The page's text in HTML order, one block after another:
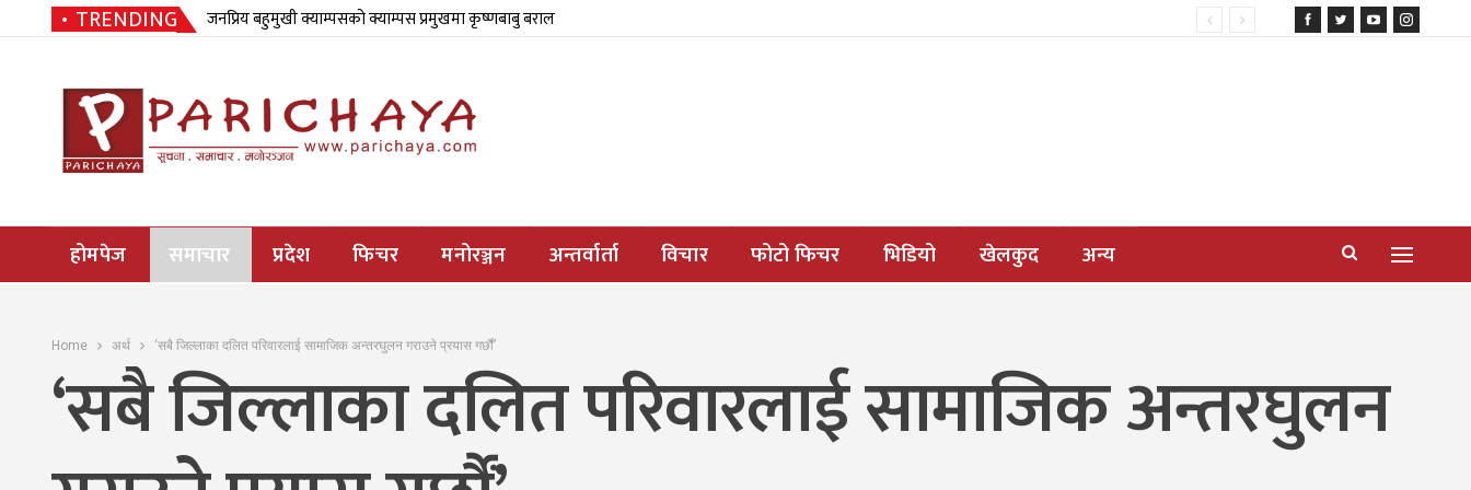
TRENDING जनप्रिय बहुमुखी क्याम्पसको क्याम्पस प्रमुखमा कृष्णबाबु बराल
होमपेज समाचार प्रदेश फिचर मनोरञ्जन अन्तर्वार्ता विचार फोटो फिचर भिडियो खेलकुद अन्य
Home अर्थ ‘सबै जिल्लाका दलित परिवारलाई सामाजिक अन्तरघुलन गराउने प्रयास गर्छौं’
‘सबै जिल्लाका दलित परिवारलाई सामाजिक अन्तरघुलन